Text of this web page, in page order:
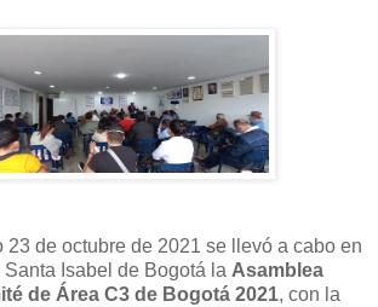
23 de octubre de 2021 se llevó a cabo en
Santa Isabel de Bogotá la Asamblea
de Área C3 de Bogotá 2021, con la